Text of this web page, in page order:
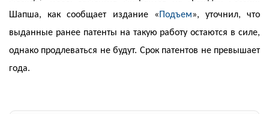
Шапша, как сообщает издание « Подъем», уточнил, что
выданные ранее патенты на такую работу остаются в силе,
однако продлеваться не будут. Срок патентов не превышает
года.